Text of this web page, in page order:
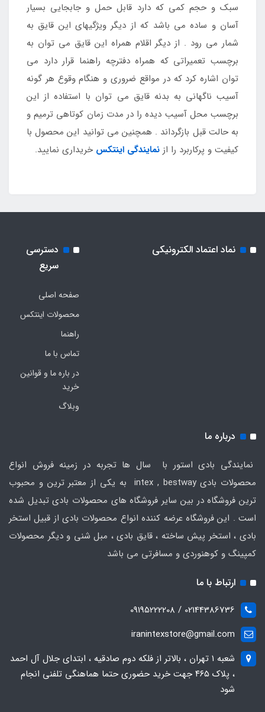
سبک و حجم کمی که دارد قابل حمل و جابجایی بسیار
آسان و ساده می باشد که از دیگر ویژگیهای این قایق به
شمار می رود . از دیگر اقلام همراه این قایق می توان به
برچسب تعمیراتی که همراه دفترچه راهنما قرار دارد می
توان اشاره کرد که در مواقع ضروری و هنگام وقوع هر گونه
آسیب ناگهانی به بدنه قایق می توان با استفاده از این
برچسب محل آسیب دیده را در مدت زمان کوتاهی ترمیم و
به حالت قبل بازگرداند . همچنین می توانید این محصول با
کیفیت و پرکاربرد را از نمایندگی اینتکس خریداری نمایید.
نماد اعتماد الکترونیکی
دسترسی
سریع
صفحه اصلی
محصولات اینتکس
راهنما
تماس با ما
در باره ما و قوانین
خرید
وبلاگ
درباره ما
نمایندگی بادی استور با سال ها تجربه در زمینه فروش انواع
محصولات بادی intex , bestway به یکی از معتبر ترین و محبوب
ترین فروشگاه در بین سایر فروشگاه های محصولات بادی تبدیل شده
است . این فروشگاه عرضه کننده انواع محصولات بادی از قبیل استخر
بادی ، استخر پیش ساخته ، قایق بادی ، مبل شنی و دیگر محصولات
کمپینگ و کوهنوردی و مسافرتی می باشد
ارتباط با ما
02144386736 / 09195222208
iranintexstore@gmail.com
شعبه ۱ تهران ، بالاتر از فلکه دوم صادقیه ، ابتدای جلال آل احمد
، پلاک ۴۶۵ جهت خرید حضوری حتما هماهنگی تلفنی انجام
شود